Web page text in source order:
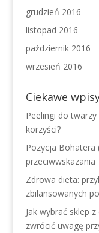
grudzień 2016
listopad 2016
październik 2016
wrzesień 2016
Ciekawe
Peelingi do
korzyści?
Pozycja Bohatera
przeciwwskazania
Zdrowa dieta:
zbilansowanych
Jak wybrać sklep
zwrócić uwagę